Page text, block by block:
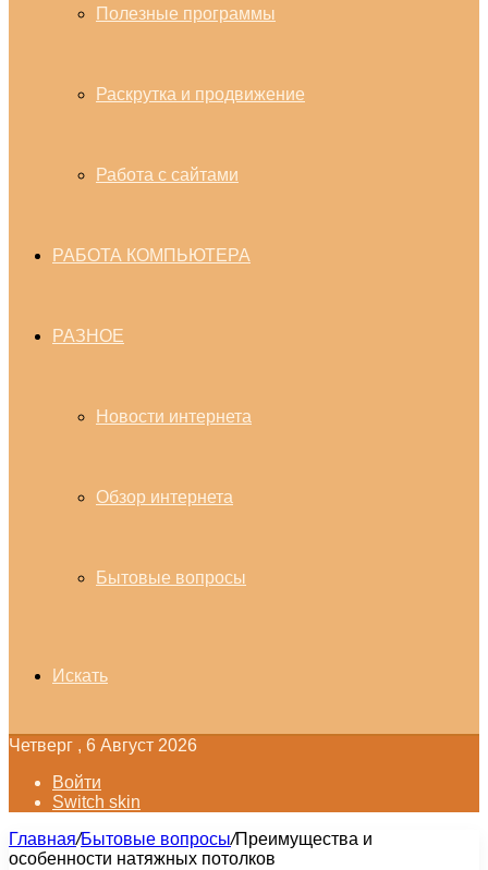
Полезные программы
Раскрутка и продвижение
Работа с сайтами
РАБОТА КОМПЬЮТЕРА
РАЗНОЕ
Новости интернета
Обзор интернета
Бытовые вопросы
Искать
Четверг , 6 Август 2026
Войти
Switch skin
Главная/Бытовые вопросы/Преимущества и
особенности натяжных потолков